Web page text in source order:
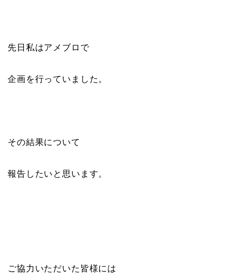
先日私はアメブロで
企画を行っていました。
その結果について
報告したいと思います。
ご協力いただいた皆様には